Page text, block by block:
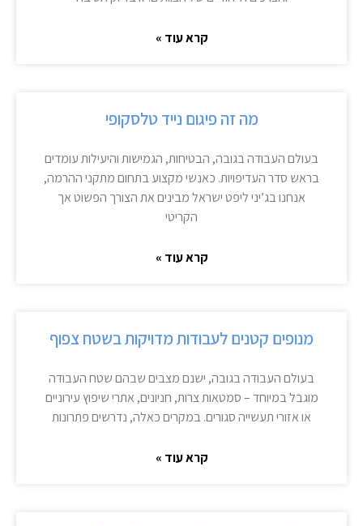
קרא עוד »
מה זה פיגום נייד טלסקופי
בעולם העבודה בגובה, הבטיחות, הגמישות והיעילות עומדים
בראש סדר העדיפויות. כאנשי מקצוע בתחום מתקני ההרמה,
אנחנו בג’יני ליפט ישראל מבינים את הצורך הפשוט אך
הקריטי
קרא עוד »
מנופים קטנים לעבודות מדויקות בשטח צפוף
בעולם העבודה בגובה, ישנם מצבים שבהם שטח העבודה
מוגבל במיוחד – סמטאות צרות, חניונים, אתרי שיפוץ עירוניים
או אזורי תעשייה סגורים. במקרים כאלה, נדרשים פתרונות
קרא עוד »